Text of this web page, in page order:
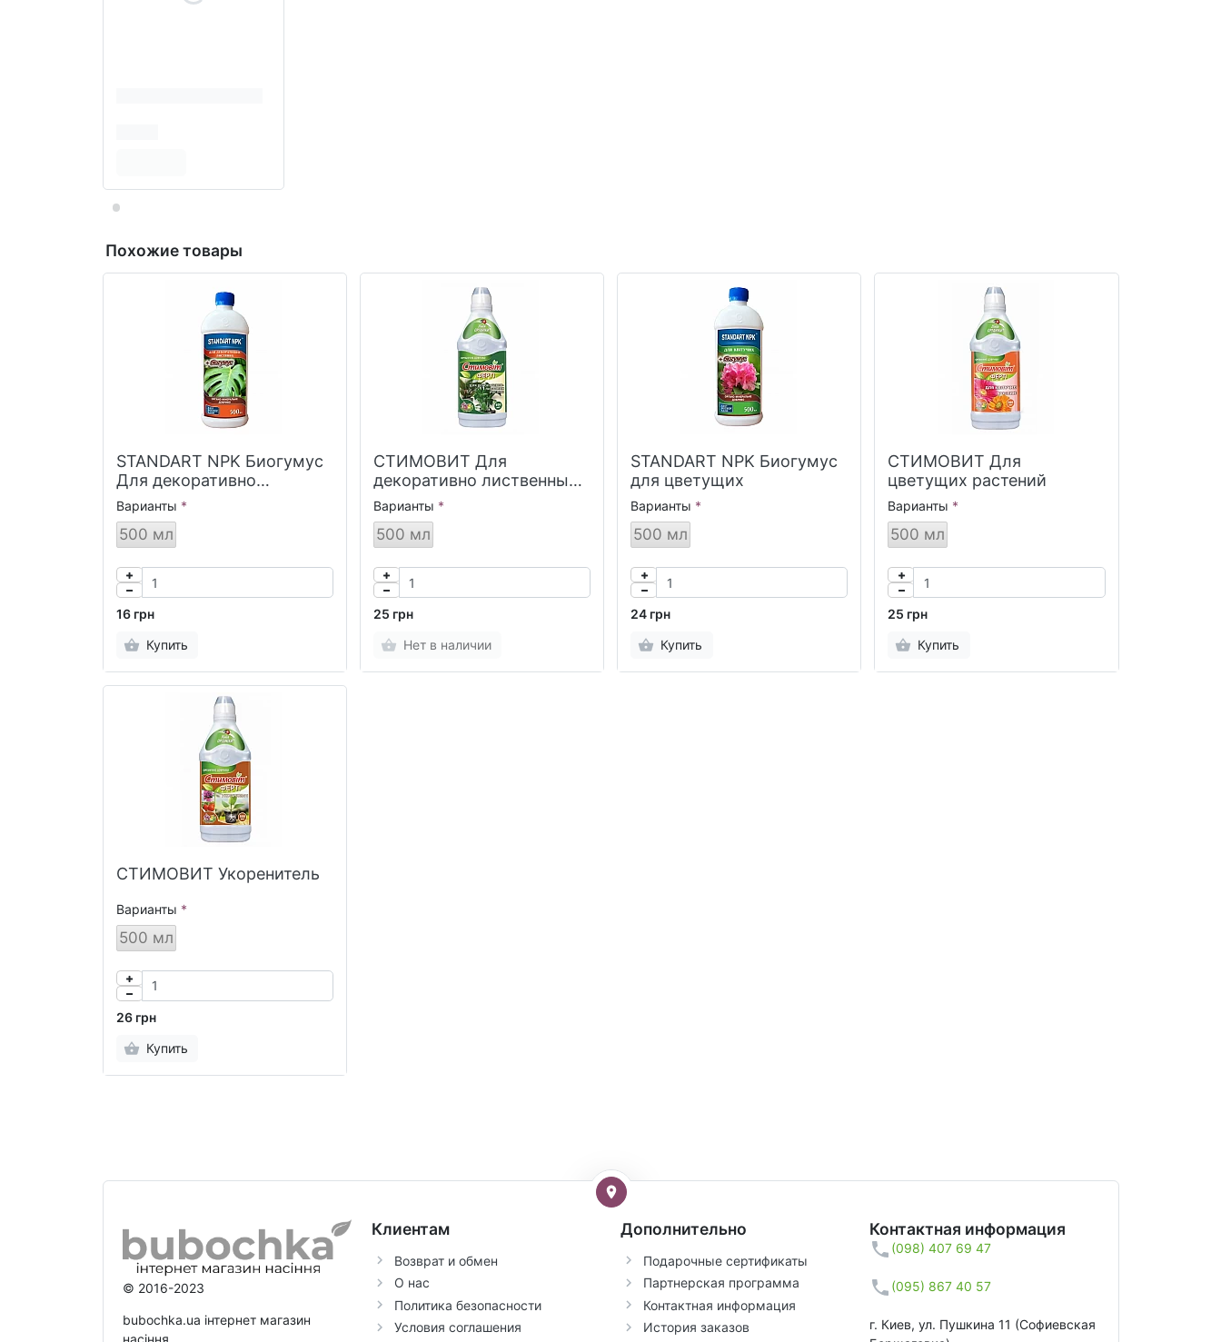
Похожие товары
STANDART NPK Биогумус
Для декоративно
лиственных растений
Варианты
500 мл
16 грн
Купить
СТИМОВИТ Для
декоративно лиственных
растений
Варианты
500 мл
25 грн
Нет в наличии
STANDART NPK Биогумус
для цветущих
Варианты
500 мл
24 грн
Купить
СТИМОВИТ Для
цветущих растений
Варианты
500 мл
25 грн
Купить
СТИМОВИТ Укоренитель
Варианты
500 мл
26 грн
Купить
© 2016-2023
bubochka.ua інтернет магазин
Клиентам
Возврат и обмен
О нас
Политика безопасности
Условия соглашения
Дополнительно
Подарочные сертификаты
Партнерская программа
Контактная информация
История заказов
Контактная информация
(098) 407 69 47
(095) 867 40 57
г. Киев, ул. Пушкина 11 (Софиевская